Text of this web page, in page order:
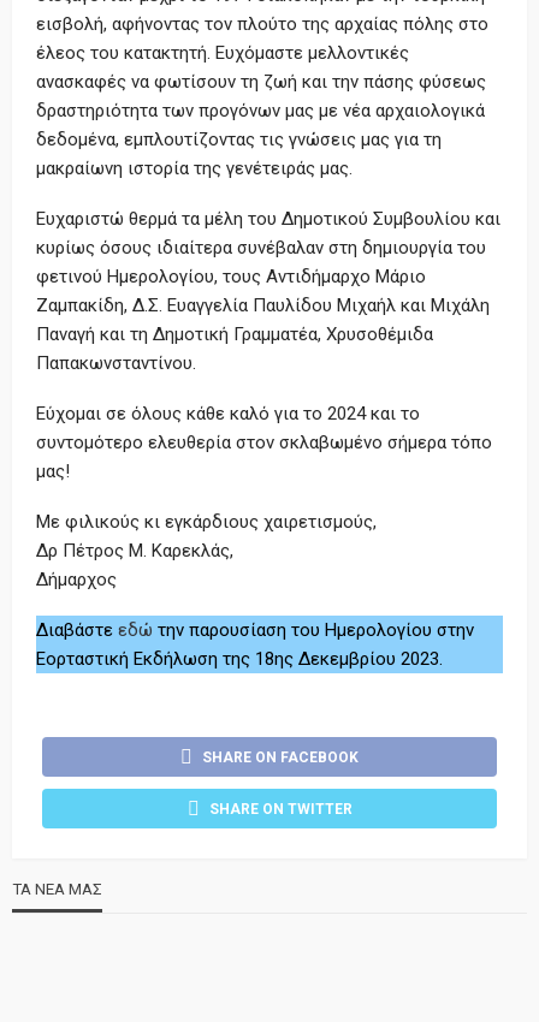
εισβολή, αφήνοντας τον πλούτο της αρχαίας πόλης στο
έλεος του κατακτητή. Ευχόμαστε μελλοντικές
ανασκαφές να φωτίσουν τη ζωή και την πάσης φύσεως
δραστηριότητα των προγόνων μας με νέα αρχαιολογικά
δεδομένα, εμπλουτίζοντας τις γνώσεις μας για τη
μακραίωνη ιστορία της γενέτειράς μας.
Ευχαριστώ θερμά τα μέλη του Δημοτικού Συμβουλίου και
κυρίως όσους ιδιαίτερα συνέβαλαν στη δημιουργία του
φετινού Ημερολογίου, τους Αντιδήμαρχο Μάριο
Ζαμπακίδη, Δ.Σ. Ευαγγελία Παυλίδου Μιχαήλ και Μιχάλη
Παναγή και τη Δημοτική Γραμματέα, Χρυσοθέμιδα
Παπακωνσταντίνου.
Εύχομαι σε όλους κάθε καλό για το 2024 και το
συντομότερο ελευθερία στον σκλαβωμένο σήμερα τόπο
μας!
Με φιλικούς κι εγκάρδιους χαιρετισμούς,
Δρ Πέτρος Μ. Καρεκλάς,
Δήμαρχος
Διαβάστε εδώ την παρουσίαση του Ημερολογίου στην
Εορταστική Εκδήλωση της 18ης Δεκεμβρίου 2023.
SHARE ON FACEBOOK
SHARE ON TWITTER
ΤΑ ΝΕΑ ΜΑΣ